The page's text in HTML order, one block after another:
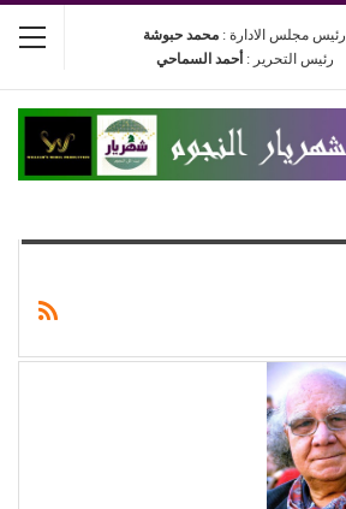
رئيس مجلس الادارة : محمد حبوشة
رئيس التحرير : أحمد السماحي